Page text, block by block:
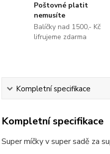
Poštovné platit
nemusíte
Balíčky nad 1500,- Kč
lifrujeme zdarma
Kompletní specifikace
Kompletní specifikace
Super míčky v super sadě za